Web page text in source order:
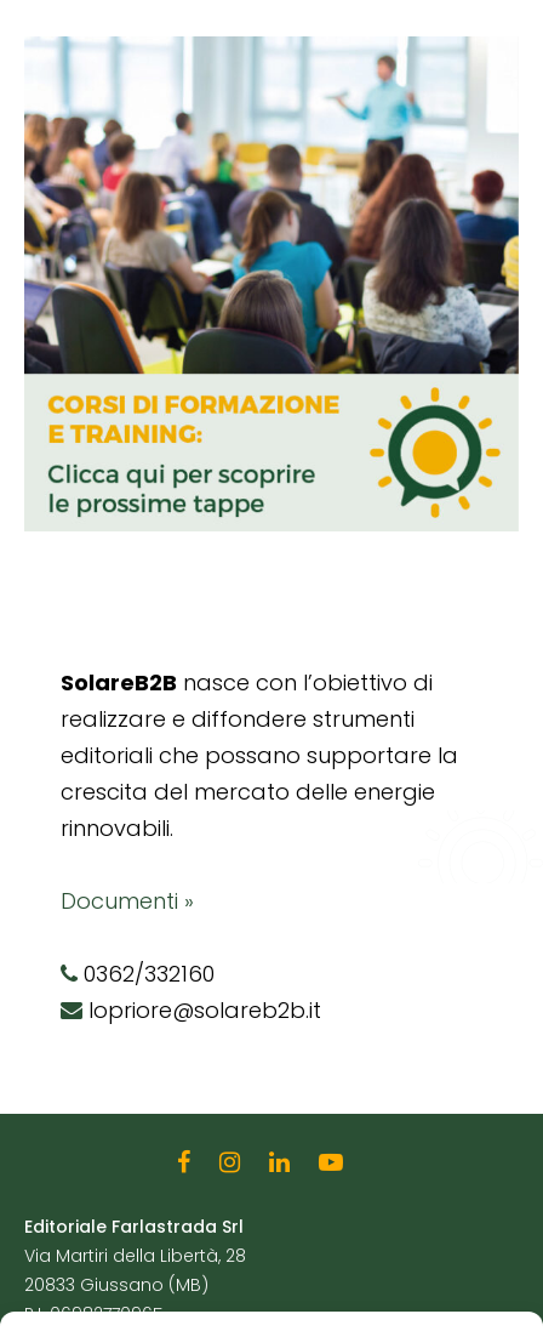
SolareB2B nasce con l’obiettivo di
realizzare e diffondere strumenti
editoriali che possano supportare la
crescita del mercato delle energie
rinnovabili.
Documenti »
0362/332160
lopriore@solareb2b.it
Editoriale Farlastrada Srl
Via Martiri della Libertà, 28
20833 Giussano (MB)
P.I. 06982770965